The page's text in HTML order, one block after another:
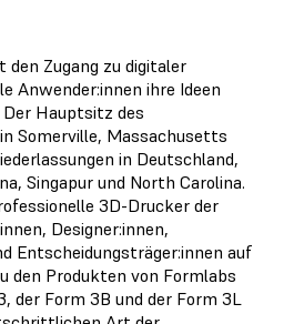
Zugang zu digitaler
Anwender:innen ihre Ideen
Hauptsitz des
Somerville, Massachusetts
in Deutschland,
Singapur und North Carolina.
3D-Drucker der
Designer:innen,
Entscheidungsträger:innen auf
den Produkten von Formlabs
der Form 3B und der Form 3L